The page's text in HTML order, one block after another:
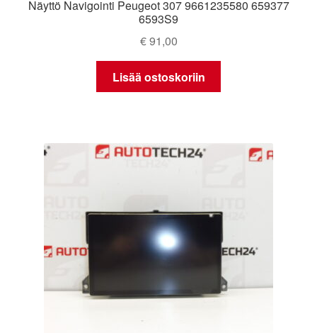
Näyttö Navigointi Peugeot 307 9661235580 659377
6593S9
€91,00
Lisää ostoskoriin